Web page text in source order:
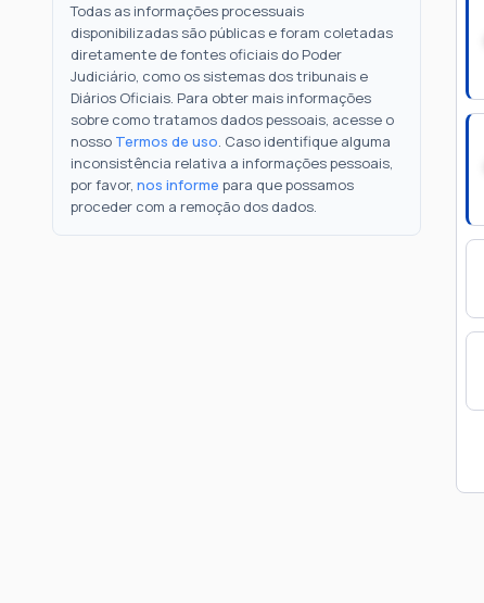
Todas as informações processuais
disponibilizadas são públicas e foram coletadas
diretamente de fontes oficiais do Poder
Judiciário, como os sistemas dos tribunais e
Diários Oficiais. Para obter mais informações
sobre como tratamos dados pessoais, acesse o
nosso Termos de uso. Caso identifique alguma
inconsistência relativa a informações pessoais,
por favor, nos informe para que possamos
proceder com a remoção dos dados.